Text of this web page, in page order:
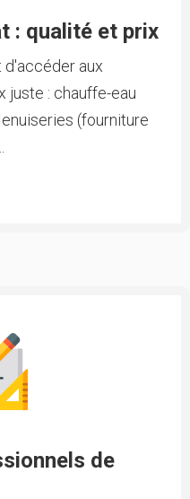
: qualité et prix
d'accéder aux
juste : chauffe-eau
(fourniture
de